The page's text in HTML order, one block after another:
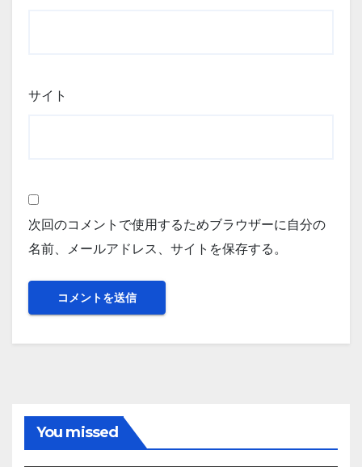
サイト
次回のコメントで使用するためブラウザーに自分の
名前、メールアドレス、サイトを保存する。
You missed